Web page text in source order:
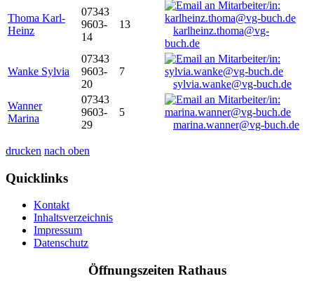
Thoma Karl-
Heinz
07343
9603-
14
13
karlheinz.thoma@vg-
buch.de
Wanke Sylvia
07343
9603-
20
7
sylvia.wanke@vg-buch.de
Wanner
Marina
07343
9603-
29
5
marina.wanner@vg-buch.de
drucken nach oben
Quicklinks
Kontakt
Inhaltsverzeichnis
Impressum
Datenschutz
Öffnungszeiten Rathaus